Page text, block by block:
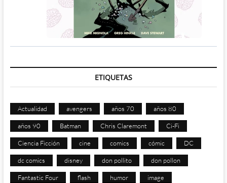
ETIQUETAS
Actualidad avengers años 70 años 80
años 90 Batman Chris Claremont Ci-Fi
Ciencia Ficción cine comics cómic DC
dc comics disney don pollito don pollon
Fantastic Four flash humor image